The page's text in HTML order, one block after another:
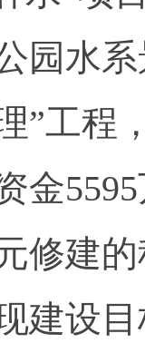
园水
”工程
金
修建
建设